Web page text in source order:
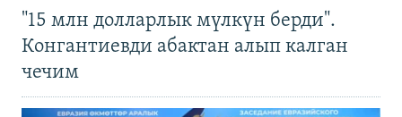
"15 млн долларлык мүлкүн берди".
Конгантиевди абактан алып калган
чечим